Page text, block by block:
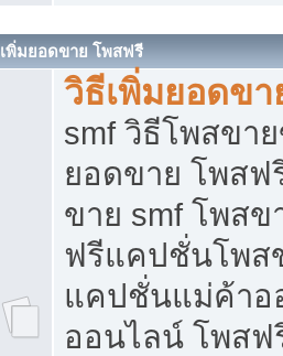
เพิ่มยอดขาย โพสฟรี
วิธีเพิ่มยอดข
smf วิธีโพสขา
ยอดขาย โพสฟ
ขาย smf โพส
ฟรีแคปชั่นโพส
แคปชั่นแม่ค้า
ออนไลน์ โพสฟ